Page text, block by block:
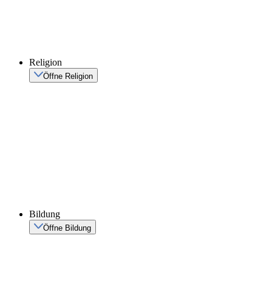
Religion
Öffne Religion
Bildung
Öffne Bildung